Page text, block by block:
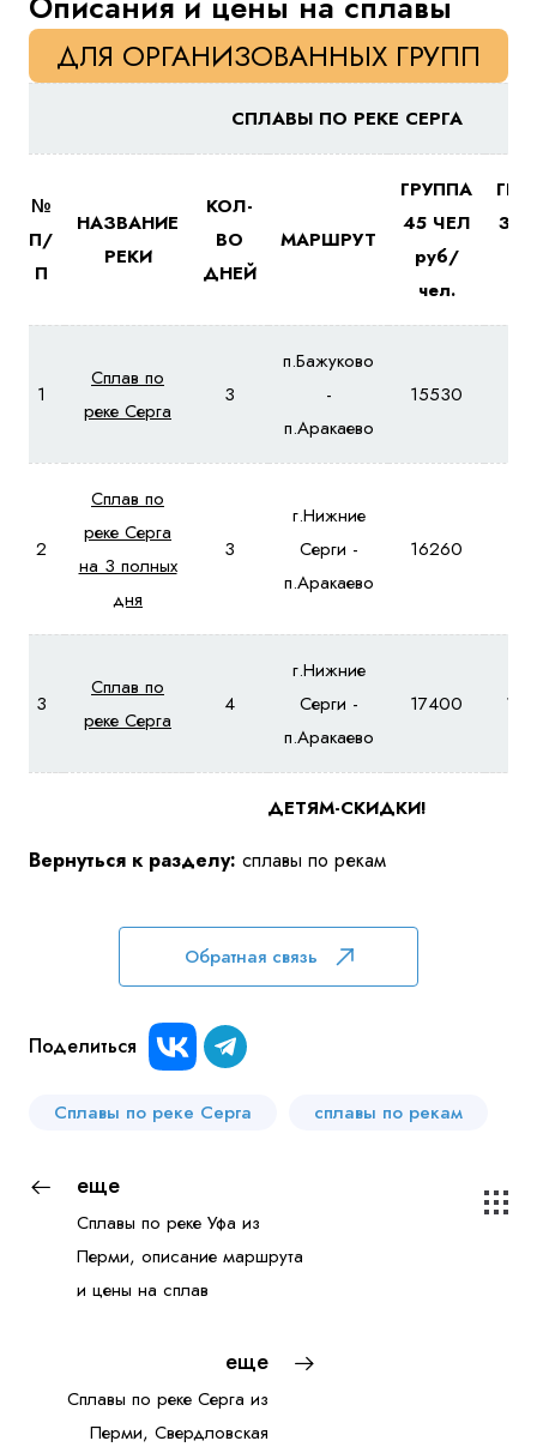
ДЛЯ ОРГАНИЗОВАННЫХ ГРУПП
СПЛАВЫ ПО РЕКЕ СЕРГА
№
П/
П
НАЗВАНИЕ
РЕКИ
КОЛ-
ВО
ДНЕЙ
МАРШРУТ
ГРУППА
45 ЧЕЛ
руб/
чел.
35
1
Сплав по
реке Серга
3
п.Бажуково
-
п.Аракаево
15530
2
Сплав по
реке Серга
на 3 полных
дня
3
г.Нижние
Серги -
п.Аракаево
16260
3
Сплав по
реке Серга
4
г.Нижние
Серги -
п.Аракаево
17400
ДЕТЯМ-СКИДКИ!
Вернуться к разделу: сплавы по рекам
Обратная связь
Поделиться
Сплавы по реке Серга сплавы по рекам
еще
Сплавы по реке Уфа из
Перми, описание маршрута
и цены на сплав
еще
Сплавы по реке Серга из
Перми, Свердловская
Куда бы Вы хотели отправиться?
обработку персональных данных
обработки персональных данных
Отправить